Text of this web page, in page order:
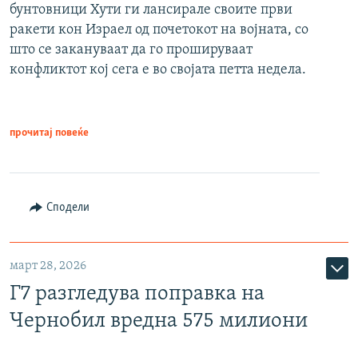
бунтовници Хути ги лансирале своите први
ракети кон Израел од почетокот на војната, со
што се закануваат да го прошируваат
конфликтот кој сега е во својата петта недела.
прочитај повеќе
Сподели
март 28, 2026
Г7 разгледува поправка на
Чернобил вредна 575 милиони